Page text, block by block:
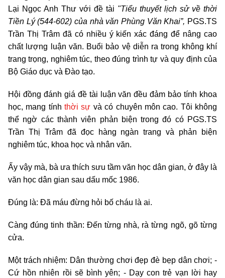
Lại Ngọc Anh Thư với đề tài "Tiểu thuyết lịch sử về thời
Tiền Lý (544-602) của nhà văn Phùng Văn Khai”, PGS.TS
Trần Thị Trâm đã có nhiều ý kiến xác đáng để nâng cao
chất lượng luận văn. Buổi bảo vệ diễn ra trong không khí
trang trọng, nghiêm túc, theo đúng trình tự và quy định của
Bộ Giáo dục và Đào tạo.
Hội đồng đánh giá đề tài luận văn đều đảm bảo tính khoa
học, mang tínhthời sự và có chuyên môn cao. Tôi không
thể ngờ các thành viên phản biện trong đó có PGS.TS
Trần Thị Trâm đã đọc hàng ngàn trang và phản biện
nghiêm túc, khoa học và nhân văn.
Ấy vậy mà, bà ưa thích sưu tầm văn học dân gian, ở đây là
văn học dân gian sau dấu mốc 1986.
Đúng là: Đã máu đừng hỏi bố cháu là ai.
Càng đúng tinh thần: Đến từng nhà, rà từng ngõ, gõ từng
cửa.
Một trách nhiệm: Dân thường chơi đẹp đè bẹp dân chơi; -
Cứ hồn nhiên rồi sẽ bình yên; - Dạy con trẻ vạn lời hay